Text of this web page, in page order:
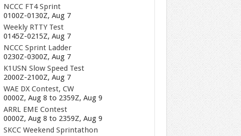
NCCC FT4 Sprint
0100Z-0130Z, Aug 7
Weekly RTTY Test
0145Z-0215Z, Aug 7
NCCC Sprint Ladder
0230Z-0300Z, Aug 7
K1USN Slow Speed Test
2000Z-2100Z, Aug 7
WAE DX Contest, CW
0000Z, Aug 8 to 2359Z, Aug 9
ARRL EME Contest
0000Z, Aug 8 to 2359Z, Aug 9
SKCC Weekend Sprintathon